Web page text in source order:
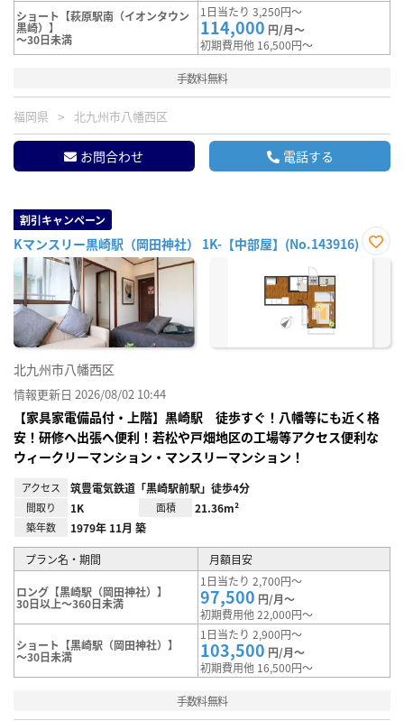
ショート【萩原駅南（イオンタウン
黒崎）】
～30日未満
1日当たり 3,250円～
114,000 円/月～
初期費用他 16,500円～
手数料無料
福岡県 北九州市八幡西区
お問合わせ 電話する
割引キャンペーン
Kマンスリー黒崎駅（岡田神社） 1K-【中部屋】(No.143916)
お気
北九州市八幡西区
情報更新日 2026/08/02 10:44
【家具家電備品付・上階】黒崎駅 徒歩すぐ！八幡等にも近く格
安！研修へ出張へ便利！若松や戸畑地区の工場等アクセス便利な
ウィークリーマンション・マンスリーマンション！
アクセス 筑豊電気鉄道「黒崎駅前駅」徒歩4分
間取り 1K 面積 21.36m²
築年数 1979年 11月 築
プラン名・期間 月額目安
ロング【黒崎駅（岡田神社）】
30日以上～360日未満
1日当たり 2,700円～
97,500 円/月～
初期費用他 22,000円～
ショート【黒崎駅（岡田神社）】
～30日未満
1日当たり 2,900円～
103,500 円/月～
初期費用他 16,500円～
手数料無料